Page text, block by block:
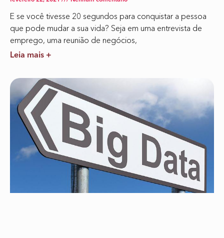
E se você tivesse 20 segundos para conquistar a pessoa
que pode mudar a sua vida? Seja em uma entrevista de
emprego, uma reunião de negócios,
Leia mais +